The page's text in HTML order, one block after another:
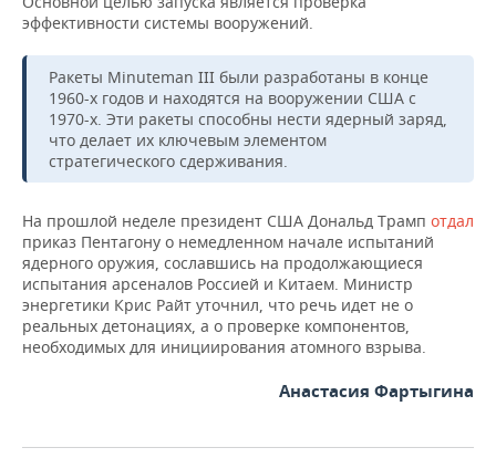
эффективности системы вооружений.
Ракеты Minuteman III были разработаны в конце
1960-х годов и находятся на вооружении США с
1970-х. Эти ракеты способны нести ядерный заряд,
что делает их ключевым элементом
стратегического сдерживания.
На прошлой неделе президент США Дональд Трамп отдал
приказ Пентагону о немедленном начале испытаний
ядерного оружия, сославшись на продолжающиеся
испытания арсеналов Россией и Китаем. Министр
энергетики Крис Райт уточнил, что речь идет не о
реальных детонациях, а о проверке компонентов,
необходимых для инициирования атомного взрыва.
Анастасия Фартыгина